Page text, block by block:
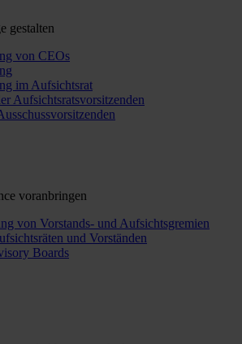
gestalten
von CEOs
im Aufsichtsrat
Aufsichtsratsvorsitzenden
voranbringen
von Vorstands- und Aufsichtsgremien
und Vorständen
Boards